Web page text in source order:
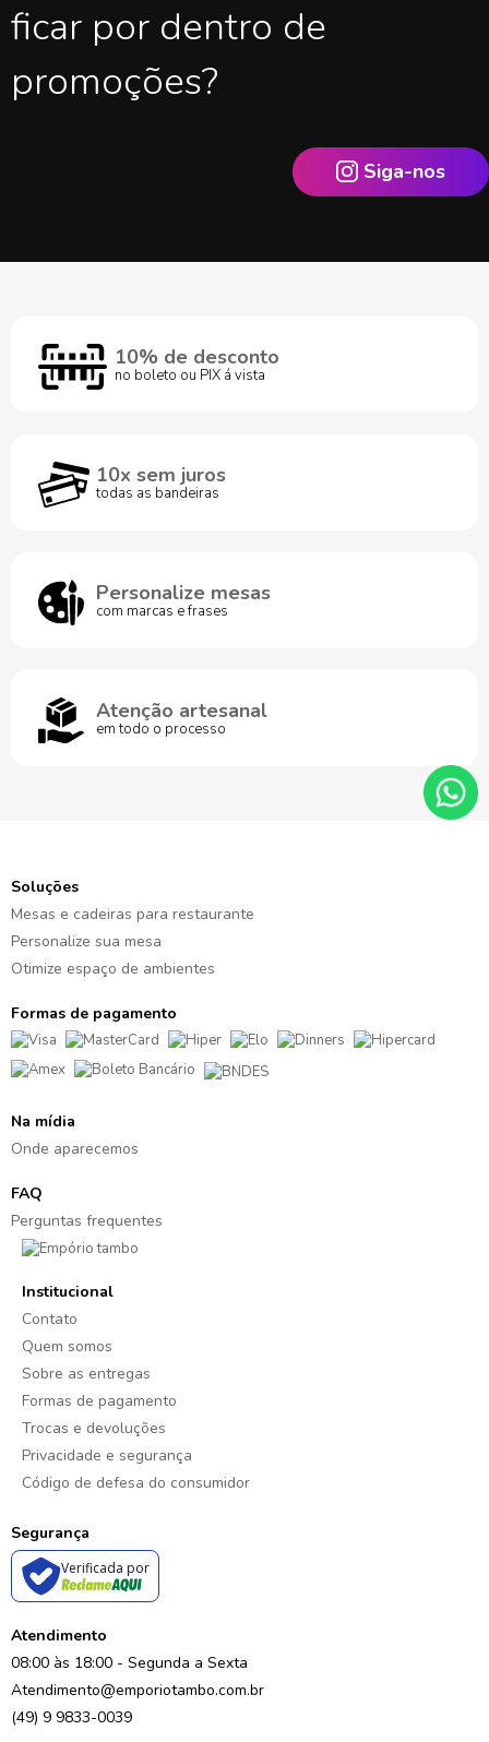
ficar por dentro de
promoções?
Siga-nos
10% de desconto
no boleto ou PIX á vista
10x sem juros
todas as bandeiras
Personalize mesas
com marcas e frases
Atenção artesanal
em todo o processo
Soluções
Mesas e cadeiras para restaurante
Personalize sua mesa
Otimize espaço de ambientes
Formas de pagamento
Na mídia
Onde aparecemos
FAQ
Perguntas frequentes
Institucional
Contato
Quem somos
Sobre as entregas
Formas de pagamento
Trocas e devoluções
Privacidade e segurança
Código de defesa do consumidor
Segurança
Verificada por
Atendimento
08:00 às 18:00 - Segunda a Sexta
Atendimento@emporiotambo.com.br
(49) 9 9833-0039